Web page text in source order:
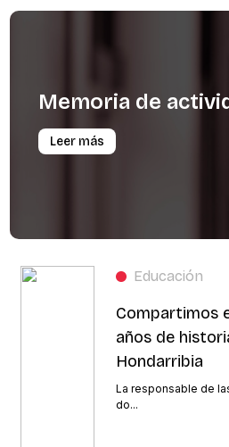
Memoria de
Leer más
Educación
Compartimos
años de
Hondarribia
La responsable de
do...